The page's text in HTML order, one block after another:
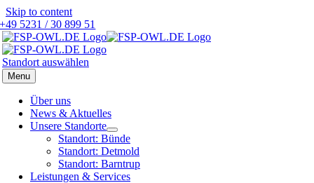
Skip to content
+49 5231 / 30 899 51
Standort auswählen
Menu
Über uns
News & Aktuelles
Unsere Standorte
Standort: Bünde
Standort: Detmold
Standort: Barntrup
Leistungen & Services